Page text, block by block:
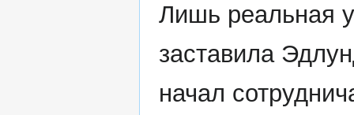
Лишь реальная
заставила
начал